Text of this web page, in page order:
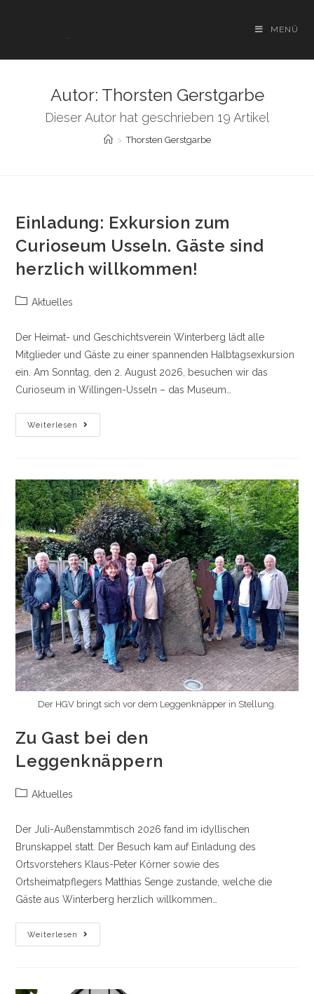
MENÜ
Autor: Thorsten Gerstgarbe
Dieser Autor hat geschrieben 19 Artikel
> Thorsten Gerstgarbe
Einladung: Exkursion zum
Curioseum Usseln. Gäste sind
herzlich willkommen!
Beitrags-
Aktuelles
Der Heimat- und Geschichtsverein Winterberg lädt alle
Mitglieder und Gäste zu einer spannenden Halbtagsexkursion
ein. Am Sonntag, den 2. August 2026, besuchen wir das
Curioseum in Willingen-Usseln – das Museum…
Weiterlesen
Einladung:
Exkursion
Sind
Herzlich
Willkommen!
Der HGV bringt sich vor dem Leggenknäpper in Stellung.
Zu Gast bei den
Leggenknäppern
Beitrags-
Aktuelles
Der Juli-Außenstammtisch 2026 fand im idyllischen
Brunskappel statt. Der Besuch kam auf Einladung des
Ortsvorstehers Klaus-Peter Körner sowie des
Ortsheimatpflegers Matthias Senge zustande, welche die
Gäste aus Winterberg herzlich willkommen…
Weiterlesen
Zu
Gast